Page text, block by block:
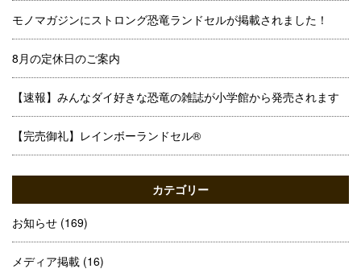
モノマガジンにストロング恐竜ランドセルが掲載されました！
8月の定休日のご案内
【速報】みんなダイ好きな恐竜の雑誌が小学館から発売されます
【完売御礼】レインボーランドセル®
カテゴリー
お知らせ (169)
メディア掲載 (16)